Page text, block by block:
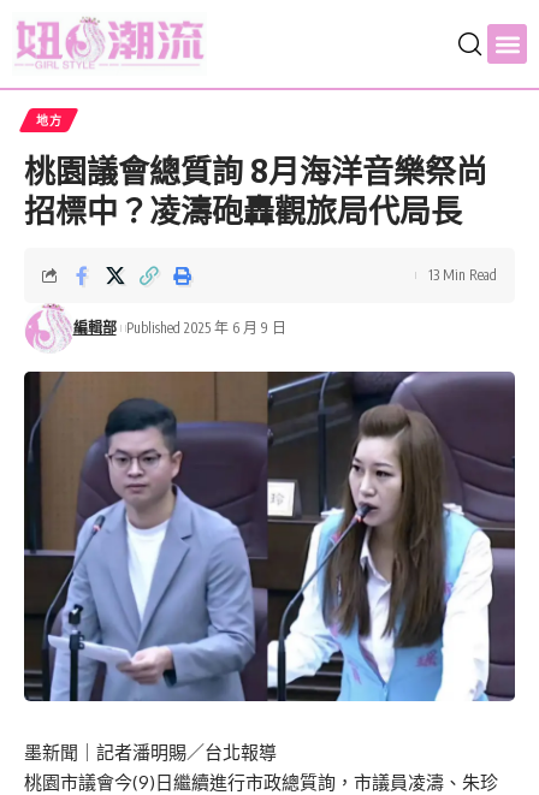
地方
桃園議會總質詢 8月海洋音樂祭尚
招標中？凌濤砲轟觀旅局代局長
編輯部 Published 2025 年 6 月 9 日
13 Min Read
墨新聞 ｜記者潘明賜／台北報導
桃園市議會今(9)日繼續進行市政總質詢，市議員凌濤、朱珍